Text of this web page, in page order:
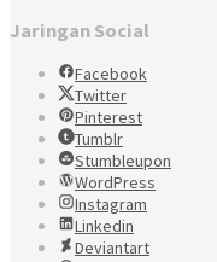
Jaringan Social
Facebook
Twitter
Pinterest
Tumblr
Stumbleupon
WordPress
Instagram
Linkedin
Deviantart